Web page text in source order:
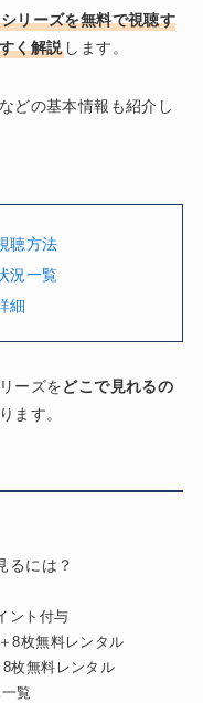
リーズを無料で視聴す
く解説 します。
どの基本情報も紹介し
聴方法
況一覧
細
ーズをどこで見れるの
ます。
るには？
ント付与
8枚無料レンタル
枚無料レンタル
覧